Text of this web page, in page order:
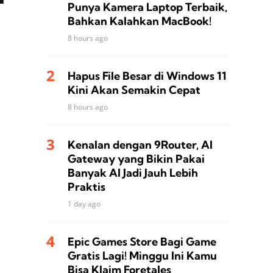
Punya Kamera Laptop Terbaik,
Bahkan Kalahkan MacBook!
8 hours ago
Hapus File Besar di Windows 11
Kini Akan Semakin Cepat
8 hours ago
Kenalan dengan 9Router, AI
Gateway yang Bikin Pakai
Banyak AI Jadi Jauh Lebih
Praktis
1 day ago
Epic Games Store Bagi Game
Gratis Lagi! Minggu Ini Kamu
Bisa Klaim Foretales